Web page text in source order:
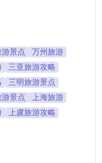
景点
万州旅游
三亚旅游攻略
三明旅游景点
景点
上海旅游
上虞旅游攻略